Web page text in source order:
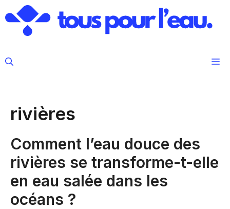
au
contenu
rivières
Comment l’eau douce des
rivières se transforme-t-elle
en eau salée dans les
océans ?